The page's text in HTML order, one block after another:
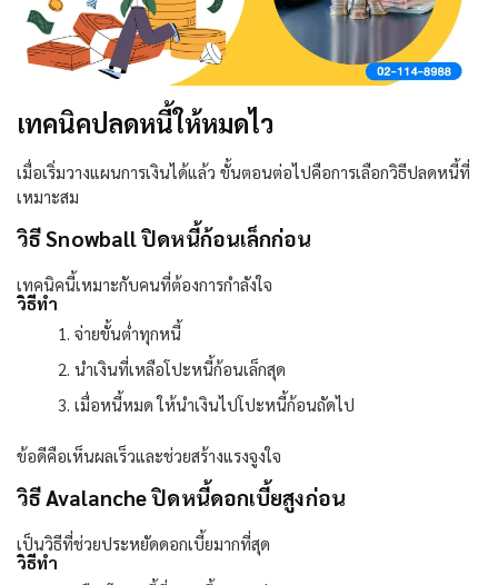
เทคนิคปลดหนี้ให้หมดไว
เมื่อเริ่มวางแผนการเงินได้แล้ว ขั้นตอนต่อไปคือการเลือกวิธีปลดหนี้ที่
เหมาะสม
วิธี Snowball ปิดหนี้ก้อนเล็กก่อน
เทคนิคนี้เหมาะกับคนที่ต้องการกำลังใจ
วิธีทำ
จ่ายขั้นต่ำทุกหนี้
นำเงินที่เหลือโปะหนี้ก้อนเล็กสุด
เมื่อหนี้หมด ให้นำเงินไปโปะหนี้ก้อนถัดไป
ข้อดีคือเห็นผลเร็วและช่วยสร้างแรงจูงใจ
วิธี Avalanche ปิดหนี้ดอกเบี้ยสูงก่อน
เป็นวิธีที่ช่วยประหยัดดอกเบี้ยมากที่สุด
วิธีทำ